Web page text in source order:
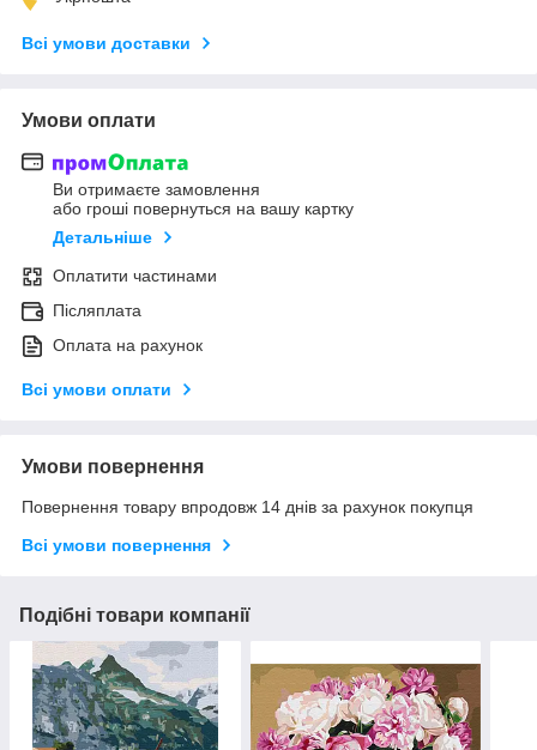
Всі умови доставки
Умови оплати
Ви отримаєте замовлення
або гроші повернуться на вашу картку
Детальніше
Оплатити частинами
Післяплата
Оплата на рахунок
Всі умови оплати
Умови повернення
Повернення товару впродовж 14 днів за рахунок покупця
Всі умови повернення
Подібні товари компанії